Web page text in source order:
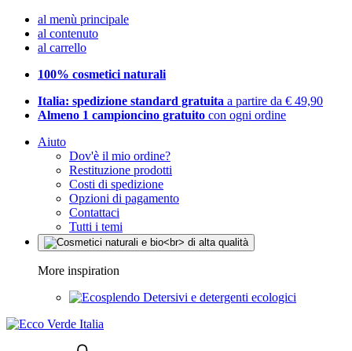
al menù principale
al contenuto
al carrello
100% cosmetici naturali
Italia: spedizione standard gratuita a partire da € 49,90
Almeno 1 campioncino gratuito con ogni ordine
Aiuto
Dov'è il mio ordine?
Restituzione prodotti
Costi di spedizione
Opzioni di pagamento
Contattaci
Tutti i temi
More inspiration
Detersivi e detergenti ecologici